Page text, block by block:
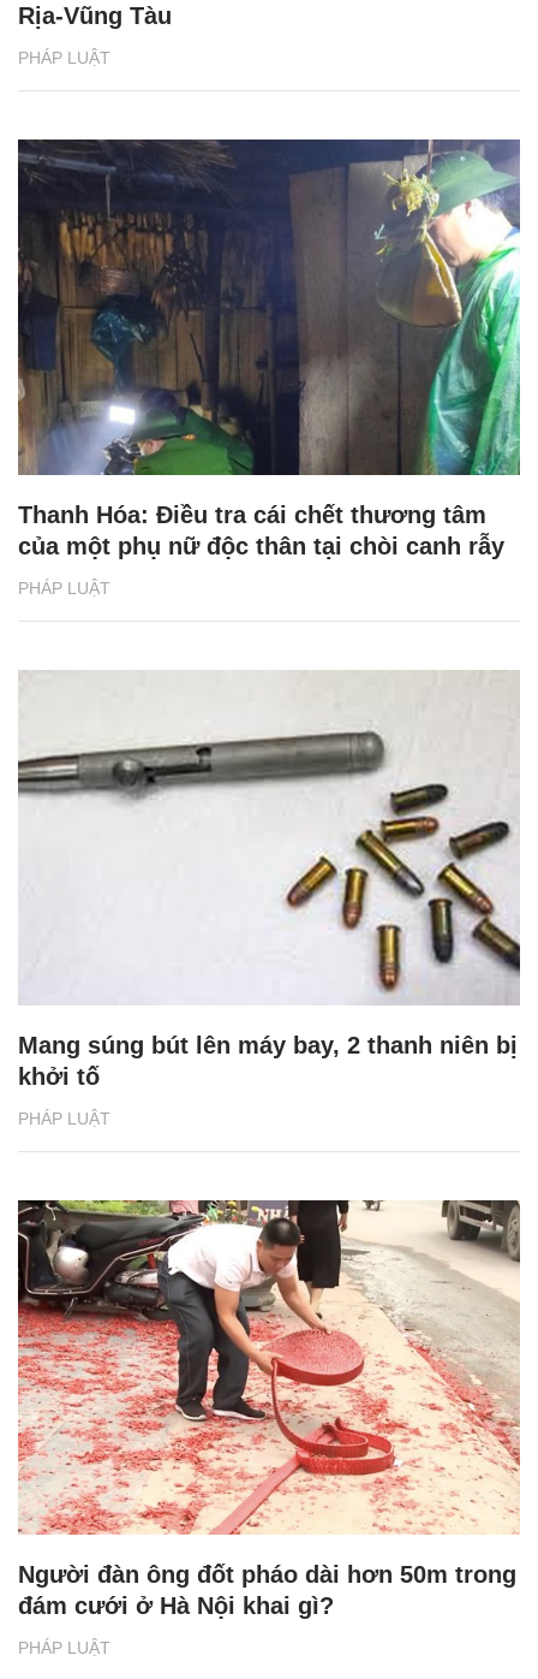
PHÁP LUẬT
Rịa-Vũng Tàu
PHÁP LUẬT
Thanh Hóa: Điều tra cái chết thương tâm
của một phụ nữ độc thân tại chòi canh rẫy
PHÁP LUẬT
Mang súng bút lên máy bay, 2 thanh niên bị
khởi tố
PHÁP LUẬT
Người đàn ông đốt pháo dài hơn 50m trong
đám cưới ở Hà Nội khai gì?